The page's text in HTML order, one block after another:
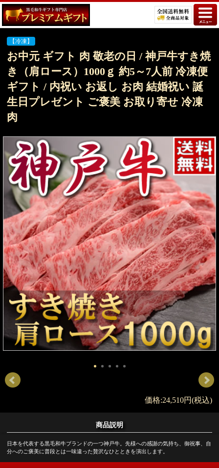
【冷凍】
お中元 ギフト 肉 敬老の日 / 神戸牛すき焼
き（肩ロース）1000ｇ 約5～7人前 冷凍便
ギフト / 内祝い お返し お肉 結婚祝い 誕
生日プレゼント ご褒美 お取り寄せ 冷凍
肉
価格:24,510円(税込)
商品説明
日本を代表する黒毛和牛ブランドの一つ神戸牛。先様への感謝の気持ち、御祝事、自
分へのご褒美に普段とは一味違った贅沢なひとときを演出します。